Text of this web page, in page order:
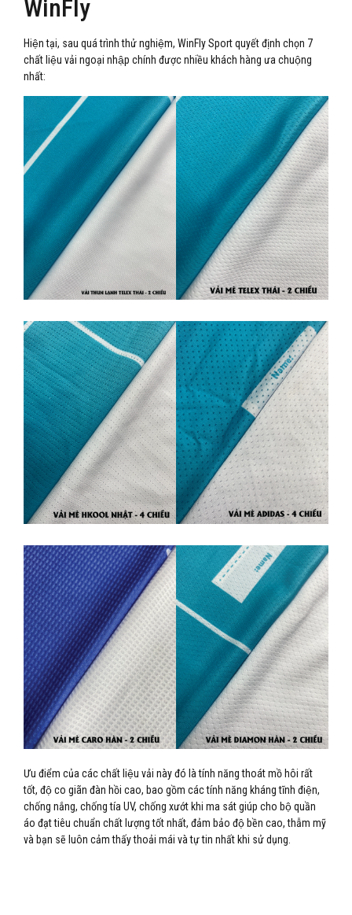
WinFly
Hiện tại, sau quá trình thử nghiệm, WinFly Sport quyết định chọn 7
chất liệu vải ngoại nhập chính được nhiều khách hàng ưa chuộng
nhất:
Ưu điểm của các chất liệu vải này đó là tính năng thoát mồ hôi rất
tốt, độ co giãn đàn hồi cao, bao gồm các tính năng kháng tĩnh điện,
chống nắng, chống tía UV, chống xướt khi ma sát giúp cho bộ quần
áo đạt tiêu chuẩn chất lượng tốt nhất, đảm bảo độ bền cao, thẫm mỹ
và bạn sẽ luôn cảm thấy thoải mái và tự tin nhất khi sử dụng.